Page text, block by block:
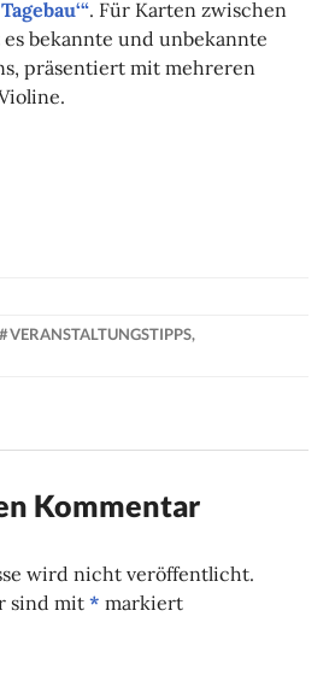
. Für Karten zwischen
bekannte und unbekannte
präsentiert mit mehreren
VERANSTALTUNGSTIPPS,
Kommentar
wird nicht veröffentlicht.
sind mit* markiert